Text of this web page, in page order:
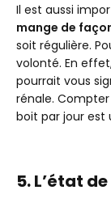
Il est aussi
mange de
soit régulière.
volonté. En
pourrait vous
rénale.
boit par jour est
5. L’état